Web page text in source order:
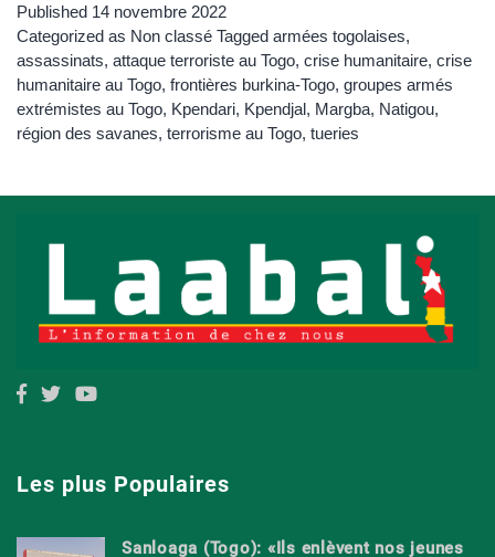
Published 14 novembre 2022
Categorized as Non classé Tagged armées togolaises,
assassinats, attaque terroriste au Togo, crise humanitaire, crise
humanitaire au Togo, frontières burkina-Togo, groupes armés
extrémistes au Togo, Kpendari, Kpendjal, Margba, Natigou,
région des savanes, terrorisme au Togo, tueries
Les plus Populaires
Sanloaga (Togo): «Ils enlèvent nos jeunes